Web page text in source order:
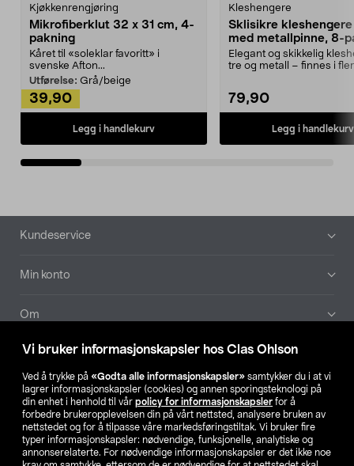
Vi bruker informasjonskapsler hos Clas Ohlson
Ved å trykke på «Godta alle informasjonskapsler» samtykker du i at vi
lagrer informasjonskapsler (cookies) og annen sporingsteknologi på
din enhet i henhold til vår policy for informasjonskapsler for å
forbedre brukeropplevelsen din på vårt nettsted, analysere bruken av
nettstedet og for å tilpasse våre markedsføringstiltak. Vi bruker fire
typer informasjonskapsler: nødvendige, funksjonelle, analytiske og
annonserelaterte. For nødvendige informasjonskapsler er det ikke noe
Kjøkkenrengjøring
Mikrofiberklut 32 x 31 cm, 4-
pakning
Kåret til «soleklar favoritt» i
svenske Afton...
Utførelse: Grå/beige
39,90
Legg i handlekurv
Kleshengere
Sklisikre
med metallpinne, 8-
Elegant og skikkelig
tre og metall – finnes i
79,90
Legg i handlekurv
Bunntekst
Kundeservice
Min konto
Om
Aktuelt
Våre selskaper
Finn din butikk